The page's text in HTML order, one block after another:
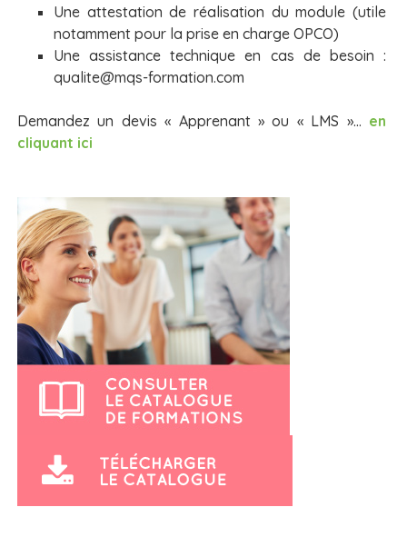
Une attestation de réalisation du module (utile
notamment pour la prise en charge OPCO)
Une assistance technique en cas de besoin :
qualite@mqs-formation.com
Demandez un devis « Apprenant » ou « LMS »… en
cliquant ici